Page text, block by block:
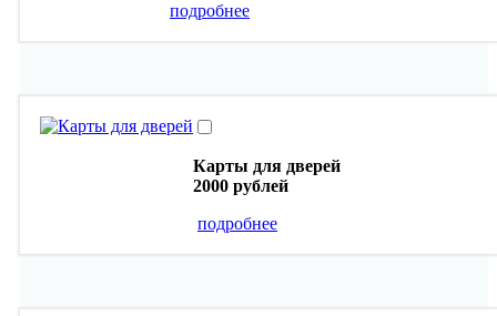
подробнее
Карты для дверей
2000 рублей
подробнее